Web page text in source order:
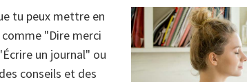
tu peux mettre en
"Dire merci
un journal" ou
conseils et des